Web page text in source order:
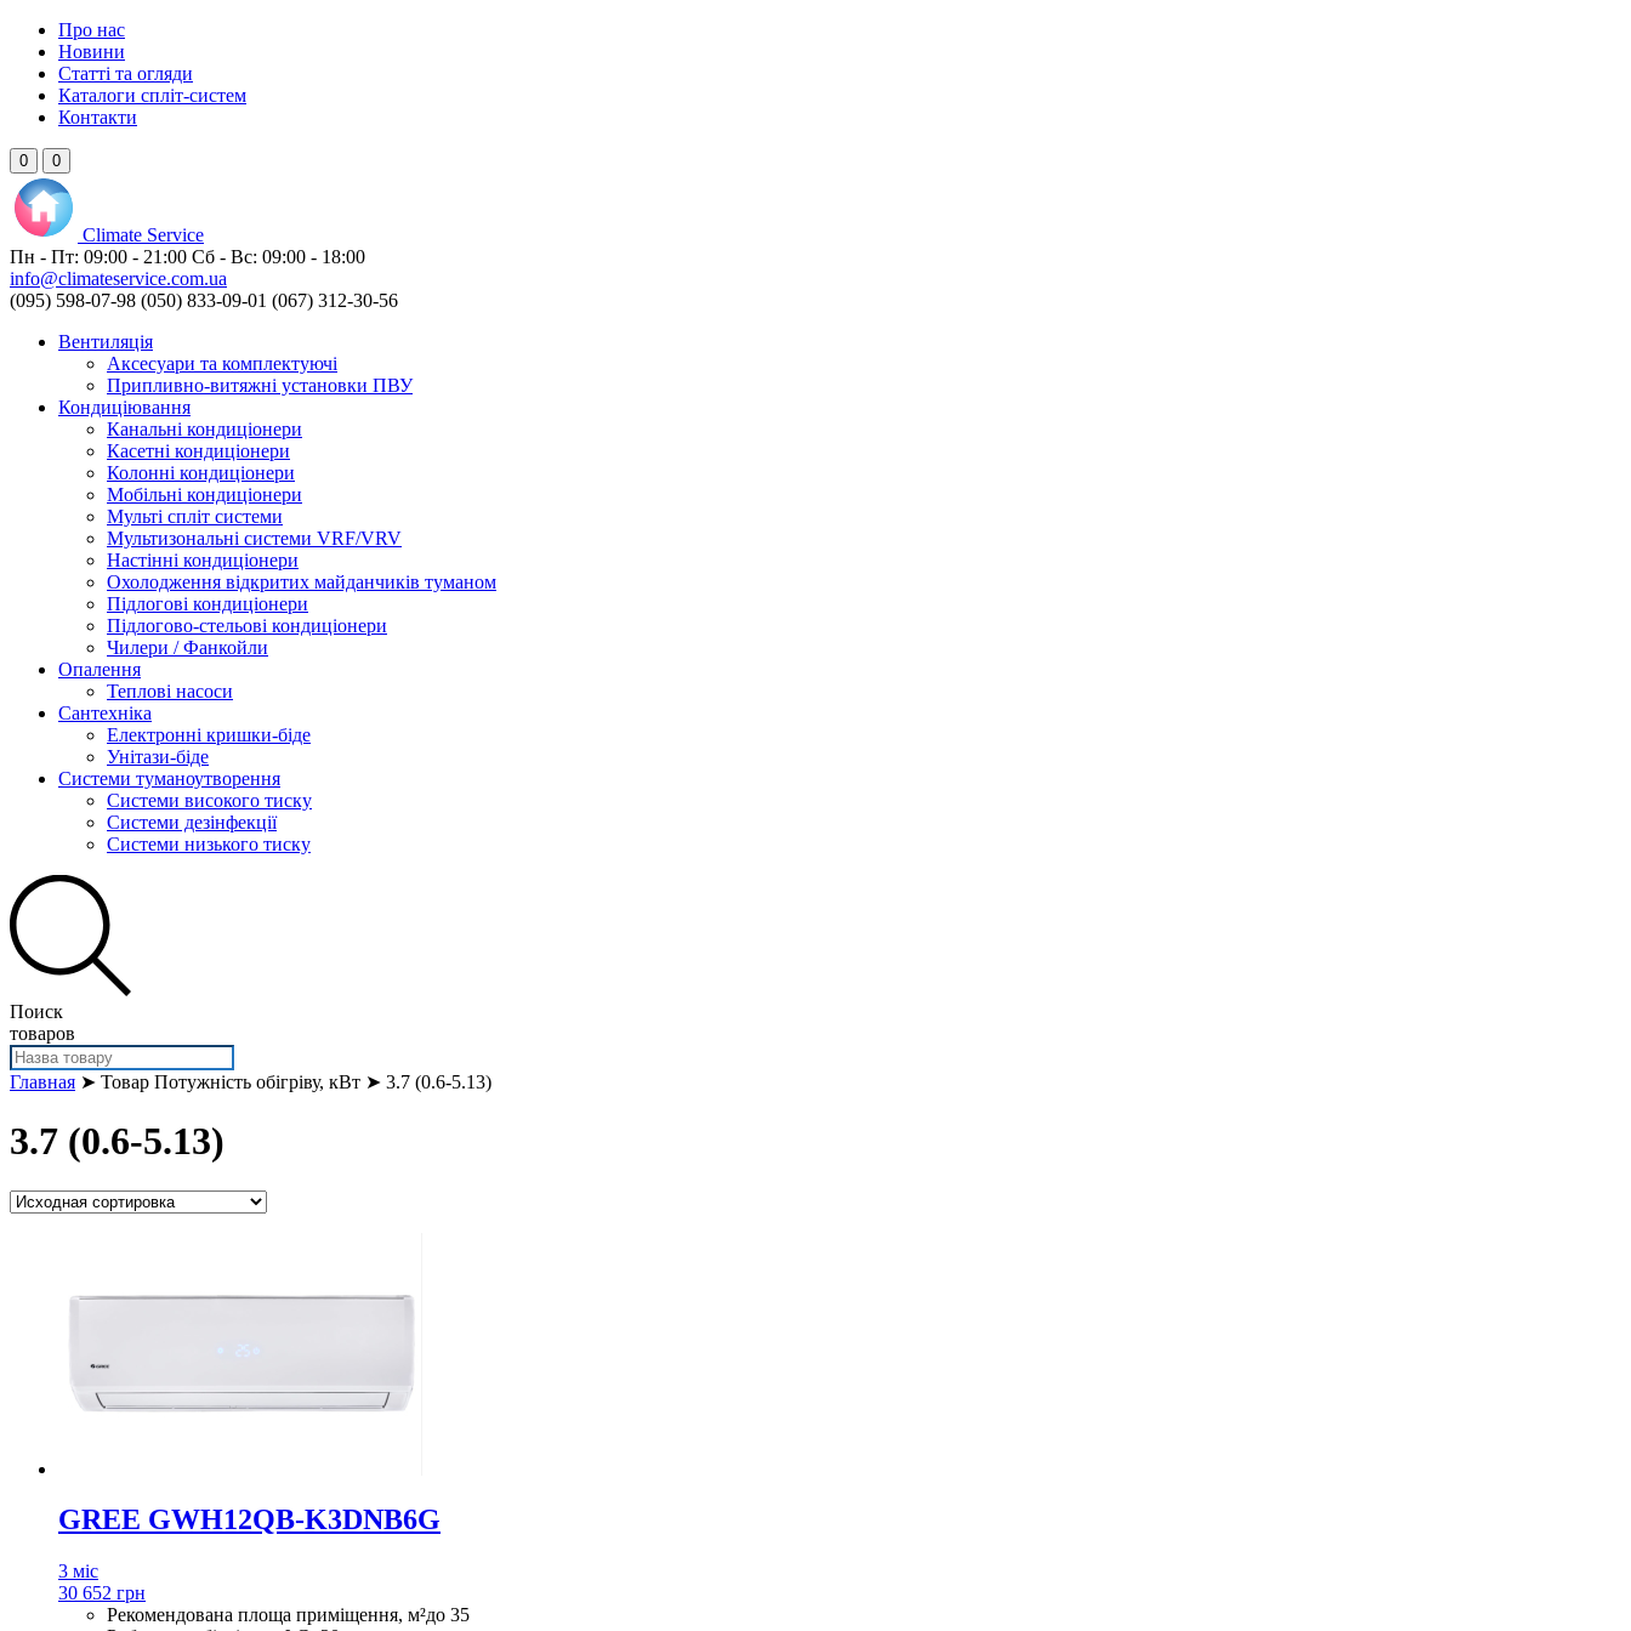
Про нас
Новини
Статті та огляди
Каталоги спліт-систем
Контакти
0 0
Climate Service
Пн - Пт: 09:00 - 21:00 Сб - Вс: 09:00 - 18:00
info@climateservice.com.ua
(095) 598-07-98 (050) 833-09-01 (067) 312-30-56
Вентиляція
Аксесуари та комплектуючі
Припливно-витяжні установки ПВУ
Кондиціювання
Канальні кондиціонери
Касетні кондиціонери
Колонні кондиціонери
Мобільні кондиціонери
Мульті спліт системи
Мультизональні системи VRF/VRV
Настінні кондиціонери
Охолодження відкритих майданчиків туманом
Підлогові кондиціонери
Підлогово-стельові кондиціонери
Чилери / Фанкойли
Опалення
Теплові насоси
Сантехніка
Електронні кришки-біде
Унітази-біде
Системи туманоутворення
Системи високого тиску
Системи дезінфекції
Системи низького тиску
Поиск
товаров
Главная ➤ Товар Потужність обігріву, кВт ➤ 3.7 (0.6-5.13)
3.7 (0.6-5.13)
GREE GWH12QB-K3DNB6G
3 міс
30 652 грн
Рекомендована площа приміщення, м²до 35